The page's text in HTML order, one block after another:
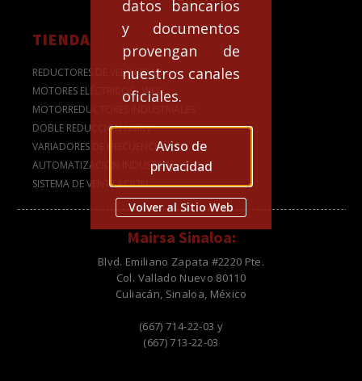
datos bancarios
y documentos
provengan de
nuestros canales
oficiales.
Aviso de
privacidad
Volver al Sitio Web
TIENDA
REDUCTORES DE VELOCIDAD
MOTORES ELÉCTRICOS - WEG
MOTORREDUCTORES INDUSTRIALES
DOBLE REDUCCIÓN NMRV
VARIADORES DE FRECUENCIA
AUTOMATIZACION INDUSTRIAL
SISTEMA DE VENTILACION
Mairsa Sinaloa:
Blvd. Emiliano Zapata #2220 Pte.
Col. Vallado Nuevo 80110
Culiacán, Sinaloa, México
(667) 714-22-03 y
(667) 713-22-03